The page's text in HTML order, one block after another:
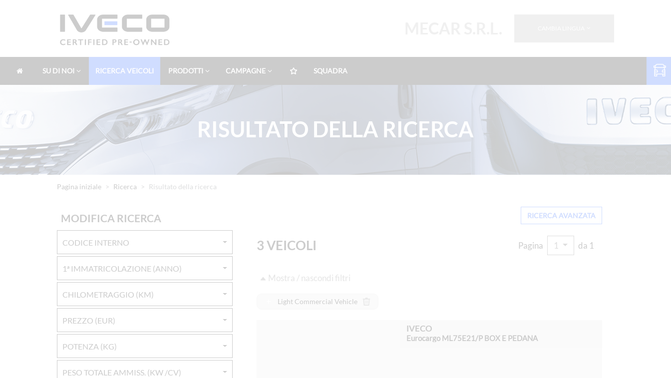
SU DI NOI RICERCA VEICOLI PRODOTTI CAMPAGNE SQUADRA
RISULTATO DELLA RICERCA
Pagina iniziale Ricerca Risultato della ricerca
MODIFICA RICERCA
CODICE INTERNO
1ª IMMATRICOLAZIONE (ANNO)
CHILOMETRAGGIO (KM)
PREZZO (EUR)
POTENZA (KG)
PESO TOTALE AMMISS. (KW /CV)
RICERCA AVANZATA
3 VEICOLI Pagina 1 da 1
Mostra / nascondi filtri
Light Commercial Vehicle
IVECO
Eurocargo ML75E21/P BOX E PEDANA